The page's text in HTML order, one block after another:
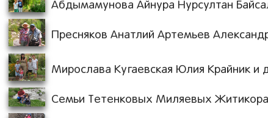
Абдымамунова Айнура Нурсултан
Пресняков Анатлий Артемьев
Мирослава Кугаевская Юлия Крайник и
Семьи Тетенковых Миляевых Житикора